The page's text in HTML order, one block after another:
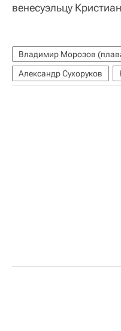
венесуэльцу
Владимир Морозов
Александр Сухоруков